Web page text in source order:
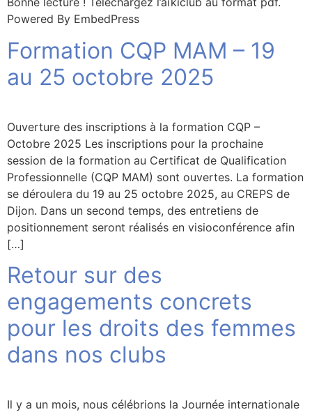
Powered By EmbedPress
Formation CQP MAM – 19
au 25 octobre 2025
Ouverture des inscriptions à la formation CQP –
Octobre 2025 Les inscriptions pour la prochaine
session de la formation au Certificat de Qualification
Professionnelle (CQP MAM) sont ouvertes. La formation
se déroulera du 19 au 25 octobre 2025, au CREPS de
Dijon. Dans un second temps, des entretiens de
positionnement seront réalisés en visioconférence afin
[…]
Retour sur des
engagements concrets
pour les droits des femmes
dans nos clubs
Il y a un mois, nous célébrions la Journée internationale